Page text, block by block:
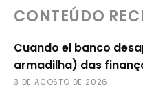
CONTEÚDO
Cuando el banco
armadilha) das
3 DE AGOSTO DE 2026